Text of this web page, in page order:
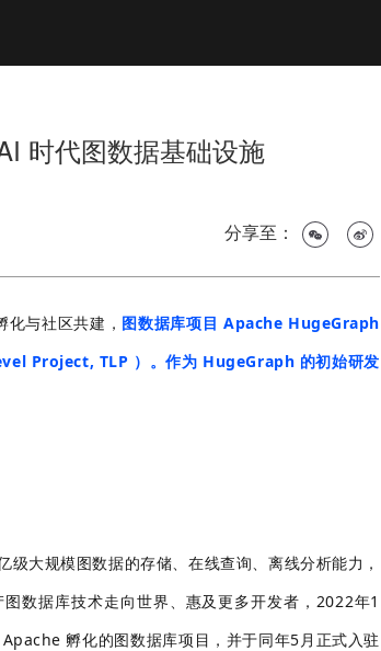
时代图数据基础设施
分享至：
与社区共建， 图数据库项目 Apache HugeGraph
Project, TLP ）。作为 HugeGraph 的初始研发
大规模图数据的存储、在线查询、离线分析能力，
数据库技术走向世界、惠及更多开发者，2022年1
孵化的图数据库项目，并于同年5月正式入驻